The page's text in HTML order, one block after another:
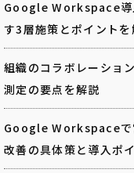
Google Workspace導
す3層施策とポイントを
組織のコラボレーショ
測定の要点を解説
Google Workspaceで
改善の具体策と導入ポ